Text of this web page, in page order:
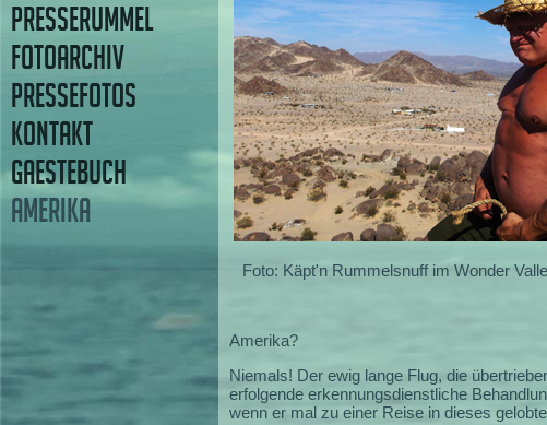
Foto: Käpt'n Rummelsnuff im Wonder
Amerika?
Niemals! Der ewig lange Flug, die
erfolgende erkennungsdienstliche
wenn er mal zu einer Reise in dieses
PRESSERUMMEL
FOTOARCHIV
PRESSEFOTOS
KONTAKT
GAESTEBUCH
AMERIKA